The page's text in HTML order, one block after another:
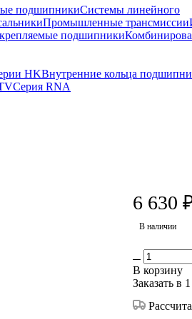
подшипникиСистемы линейного
Промышленные трансмиссии
подшипники
HKВнутренние кольца
Серия RNA
6 630
В наличии
В корзину
Заказать в